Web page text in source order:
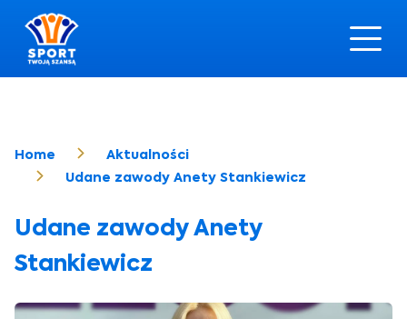
Home
Aktualności
Udane zawody Anety Stankiewicz
Udane zawody Anety
Stankiewicz